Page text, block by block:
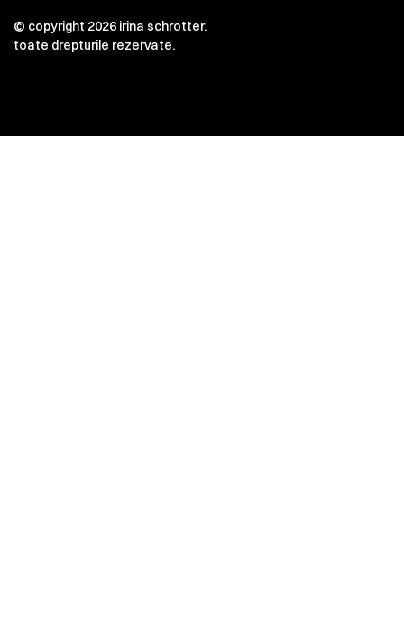
© copyright 2026 irina schrotter.
toate drepturile rezervate.